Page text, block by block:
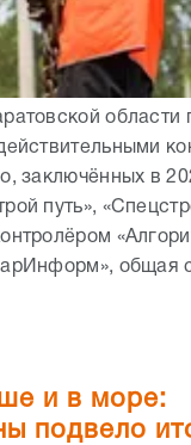
области
заключённых в
путь»,
общая
и в море:
подвело